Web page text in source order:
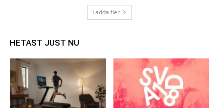
Ladda fler
HETAST JUST NU